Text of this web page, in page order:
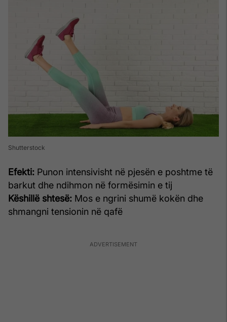
Shutterstock
Efekti: Punon intensivisht në pjesën e poshtme të
barkut dhe ndihmon në formësimin e tij
Këshillë shtesë: Mos e ngrini shumë kokën dhe
shmangni tensionin në qafë